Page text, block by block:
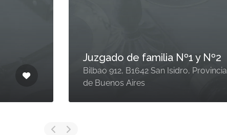
Juzgado de familia Nº1 y Nº2
Bilbao 912, B1642 San Isidro, Provincia
de Buenos Aires